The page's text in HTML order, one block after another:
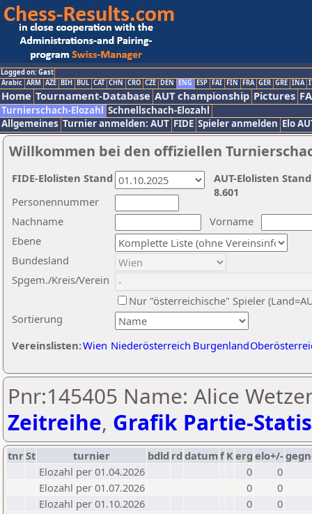
Logged on: Gast
Arabic ARM AZE BIH BUL CAT CHN CRO CZE DEN ENG ESP FAI FIN FRA GER GRE INA
Home Tournament-Database AUT championship Pictures
Turnierschach-Elozahl Schnellschach-Elozahl
Allgemeines Turnier anmelden: AUT FIDE Spieler anmelden Elo
Willkommen bei den offiziellen
Nachname
Vorname
Ebene
Sortierung
Personennummer
Bundesland
Spgem./Kreis/Verein
Nur "österreichische" Spieler
Vereinslisten:Wien Niederösterreich Burgenland
AUT-Elolisten
8.601
FIDE-Elolisten Stand
Pnr:145405 Name: Alice
Zeitreihe, Grafik Partie-
tnrSt turnier bdld rd datumf Kerg elo+/-
Elozahl per 01.04.2026
0
0
Elozahl per 01.07.2026
0
0
Elozahl per 01.10.2026
0 0